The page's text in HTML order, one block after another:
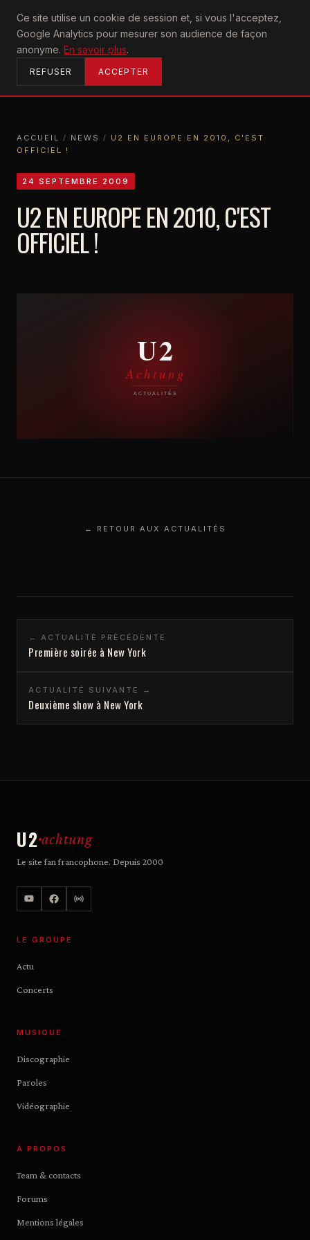
Ce site utilise un cookie de session et, si vous l'acceptez,
Google Analytics pour mesurer son audience de façon
anonyme. En savoir plus.
REFUSER ACCEPTER
U2achtung
ACCUEIL
ACCUEIL / NEWS / U2 EN EUROPE EN 2010, C'EST
OFFICIEL !
24 SEPTEMBRE 2009
U2 EN EUROPE EN 2010, C'EST
OFFICIEL !
← RETOUR AUX ACTUALITÉS
← ACTUALITÉ PRÉCÉDENTE
Première soirée à New York
ACTUALITÉ SUIVANTE →
Deuxième show à New York
U2 achtung
Le site fan francophone. Depuis 2000
LE GROUPE
Actu
Concerts
MUSIQUE
Discographie
Paroles
Vidéographie
À PROPOS
Team & contacts
Forums
Mentions légales